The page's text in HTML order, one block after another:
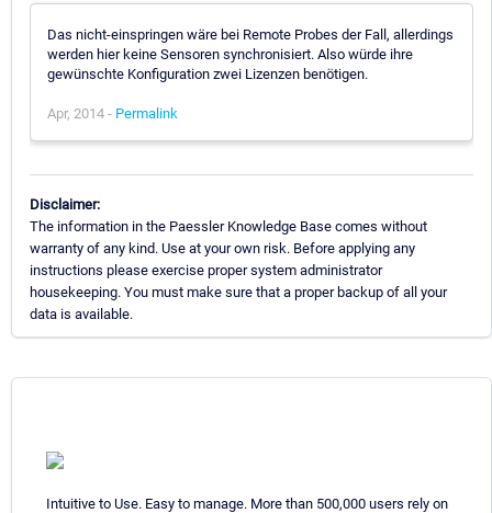
Das nicht-einspringen wäre bei Remote Probes der Fall, allerdings
werden hier keine Sensoren synchronisiert. Also würde ihre
gewünschte Konfiguration zwei Lizenzen benötigen.
Apr, 2014 - Permalink
Disclaimer:
The information in the Paessler Knowledge Base comes without
warranty of any kind. Use at your own risk. Before applying any
instructions please exercise proper system administrator
housekeeping. You must make sure that a proper backup of all your
data is available.
Intuitive to Use. Easy to manage. More than 500,000 users rely on